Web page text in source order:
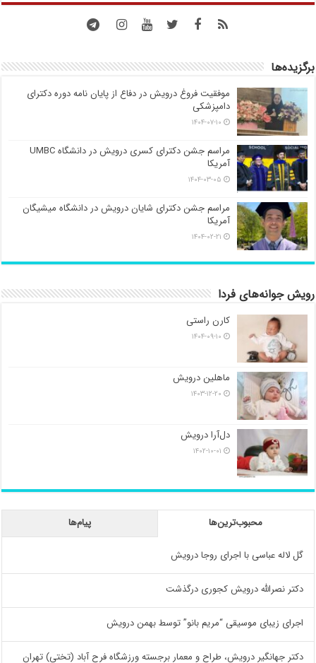
برگزیده‌ها
موفقیت فروغ درویش در دفاع از پایان نامه دوره دکترای
دامپزشکی
۱۴۰۴-۰۷-۱۰
مراسم جشن دکترای کسری درویش در دانشگاه UMBC
آمریکا
۱۴۰۴-۰۳-۰۵
مراسم جشن دکترای شایان درویش در دانشگاه میشیگان
آمریکا
۱۴۰۴-۰۲-۲۱
رویش جوانه‌های فردا
کارن راستی
۱۴۰۴-۰۹-۱۰
ماهلین درویش
۱۴۰۳-۱۲-۲۰
دل‌آرا درویش
۱۴۰۲-۱۰-۰۱
محبوب‌ترین‌ها پیام‌ها
گل لاله عباسی با اجرای روجا درویش
دکتر نصرالله درویش کجوری درگذشت
اجرای زیبای موسیقی “مریم بانو” توسط بهمن درویش
دکتر جهانگیر درویش، طراح و معمار برجسته ورزشگاه فرح آباد (تختی) تهران